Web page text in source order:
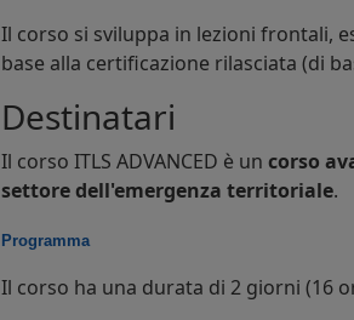
Il corso si sviluppa in lezioni frontali,
base alla certificazione rilasciata (di
Destinatari
Il corso ITLS ADVANCED è un corso
settore dell'emergenza territoriale.
Programma
Il corso ha una durata di 2 giorni (16